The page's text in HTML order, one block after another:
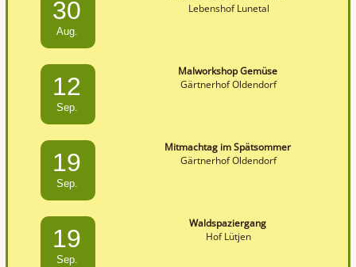
30
Aug.
Lebenshof Lunetal
12
Sep.
Malworkshop Gemüse
Gärtnerhof Oldendorf
19
Sep.
Mitmachtag im Spätsommer
Gärtnerhof Oldendorf
19
Sep.
Waldspaziergang
Hof Lütjen